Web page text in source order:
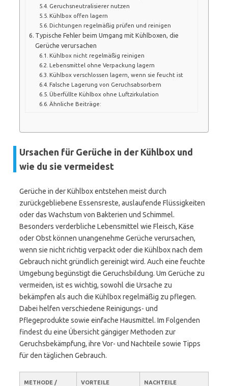
Geruchsneutralisierer nutzen
Kühlbox offen lagern
Dichtungen regelmäßig prüfen und reinigen
Typische Fehler beim Umgang mit Kühlboxen, die
Gerüche verursachen
Kühlbox nicht regelmäßig reinigen
Lebensmittel ohne Verpackung lagern
Kühlbox verschlossen lagern, wenn sie feucht ist
Falsche Lagerung von Geruchsabsorbern
Überfüllte Kühlbox ohne Luftzirkulation
Ähnliche Beiträge:
Ursachen für Gerüche in der Kühlbox und
wie du sie vermeidest
Gerüche in der Kühlbox entstehen meist durch
zurückgebliebene Essensreste, auslaufende Flüssigkeiten
oder das Wachstum von Bakterien und Schimmel.
Besonders verderbliche Lebensmittel wie Fleisch, Käse
oder Obst können unangenehme Gerüche verursachen,
wenn sie nicht richtig verpackt oder die Kühlbox nach dem
Gebrauch nicht gründlich gereinigt wird. Auch eine feuchte
Umgebung begünstigt die Geruchsbildung. Um Gerüche zu
vermeiden, ist es wichtig, sowohl die Ursache zu
bekämpfen als auch die Kühlbox regelmäßig zu pflegen.
Dabei helfen verschiedene Reinigungs- und
Pflegeprodukte sowie einfache Hausmittel. Im Folgenden
findest du eine Übersicht gängiger Methoden zur
Geruchsbekämpfung, ihre Vor- und Nachteile sowie Tipps
für den täglichen Gebrauch.
METHODE /
VORTEILE NACHTEILE